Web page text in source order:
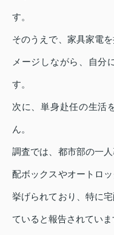
す。
そのうえで、家具家電
メージしながら、自分
す。
次に、単身赴任の生活
ん。
調査では、都市部の一
配ボックスやオートロ
挙げられており、特に
ていると報告されていま